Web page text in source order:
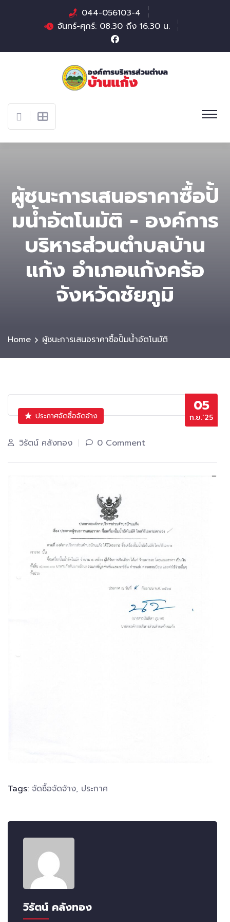
044-056103-4
จันทร์-ศุกร์: 08.30 ถึง 16.30 น.
ผู้ชนะการเสนอราคาซื้อปั้
มน้ำอัตโนมัติ - องค์การ
บริหารส่วนตําบลบ้าน
แก้ง อำเภอแก้งคร้อ
จังหวัดชัยภูมิ
Home ผู้ชนะการเสนอราคาซื้อปั้มน้ำอัตโนมัติ
05
ก.ย.’25
ประกาศจัดซื้อจัดจ้าง
วิรัตน์ คลังทอง 0 Comment
Tags: จัดซื้อจัดจ้าง, ประกาศ
วิรัตน์ คลังทอง